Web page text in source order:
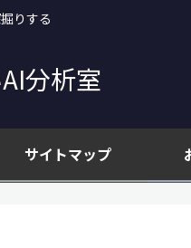
りする
分析室
サイトマップ